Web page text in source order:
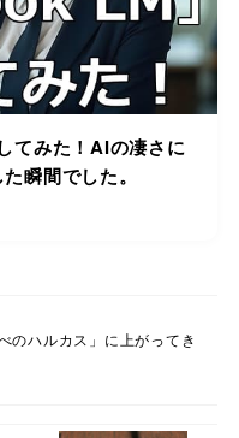
てみた！AIの凄さに
瞬間でした。
のハルカス」に上がってき